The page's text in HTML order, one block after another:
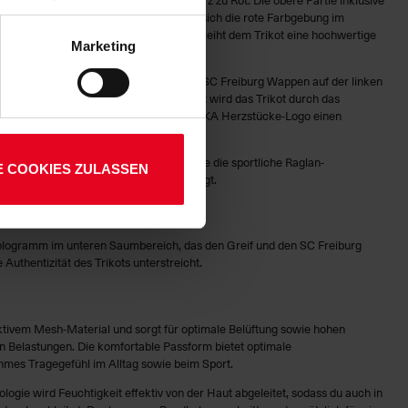
Verarbeitung Ihrer
Art. 6 Abs. 1 lit. a DSGVO
Ihre etwaig erteilten
Marketing
COOKIES ZULASSEN
Schwarz gehalten, während sich die rote Farbgebung im
Das durchgängige Mikro-Muster verleiht dem Trikot eine hochwertige
weiße NIKE-Swoosh, während das SC Freiburg Wappen auf der linken
dunklen Grunddesign bildet. Veredelt wird das Trikot durch das
dem linken Ärmel setzt das gelbe EDEKA Herzstücke-Logo einen
roten Akzente im Kragenbereich sowie die sportliche Raglan-
modernen und dynamischen Look sorgt.
im unteren Saumbereich, das den Greif und den SC Freiburg
Authentizität des Trikots unterstreicht.
Mesh-Material und sorgt für optimale Belüftung sowie hohen
Belastungen. Die komfortable Passform bietet optimale
Tragegefühl im Alltag sowie beim Sport.
wird Feuchtigkeit effektiv von der Haut abgeleitet, sodass du auch in